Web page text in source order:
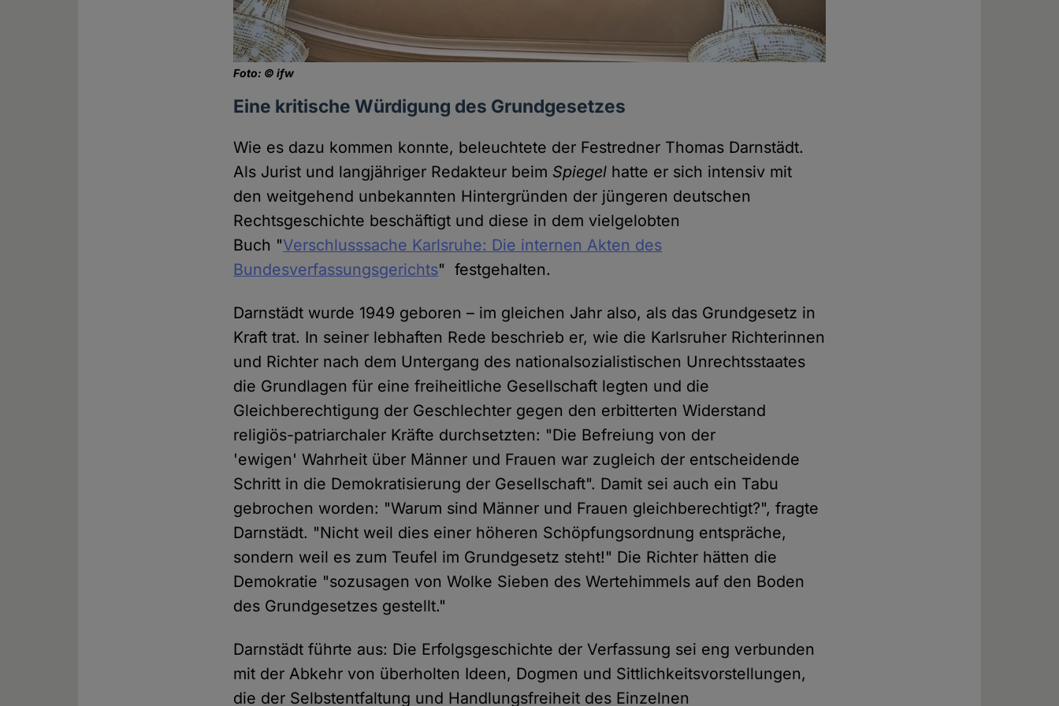
Foto: © ifw
Eine kritische Würdigung des Grundgesetzes
Wie es dazu kommen konnte, beleuchtete der Festredner Thomas Darnstädt.
Als Jurist und langjähriger Redakteur beim Spiegel hatte er sich intensiv mit
den weitgehend unbekannten Hintergründen der jüngeren deutschen
Rechtsgeschichte beschäftigt und diese in dem vielgelobten
Buch "Verschlusssache Karlsruhe: Die internen Akten des
Bundesverfassungsgerichts" festgehalten.
Darnstädt wurde 1949 geboren – im gleichen Jahr also, als das Grundgesetz in
Kraft trat. In seiner lebhaften Rede beschrieb er, wie die Karlsruher Richterinnen
und Richter nach dem Untergang des nationalsozialistischen Unrechtsstaates
die Grundlagen für eine freiheitliche Gesellschaft legten und die
Gleichberechtigung der Geschlechter gegen den erbitterten Widerstand
religiös-patriarchaler Kräfte durchsetzten: "Die Befreiung von der
'ewigen' Wahrheit über Männer und Frauen war zugleich der entscheidende
Schritt in die Demokratisierung der Gesellschaft". Damit sei auch ein Tabu
gebrochen worden: "Warum sind Männer und Frauen gleichberechtigt?", fragte
Darnstädt. "Nicht weil dies einer höheren Schöpfungsordnung entspräche,
sondern weil es zum Teufel im Grundgesetz steht!" Die Richter hätten die
Demokratie "sozusagen von Wolke Sieben des Wertehimmels auf den Boden
des Grundgesetzes gestellt."
Darnstädt führte aus: Die Erfolgsgeschichte der Verfassung sei eng verbunden
mit der Abkehr von überholten Ideen, Dogmen und Sittlichkeitsvorstellungen,
die der Selbstentfaltung und Handlungsfreiheit des Einzelnen